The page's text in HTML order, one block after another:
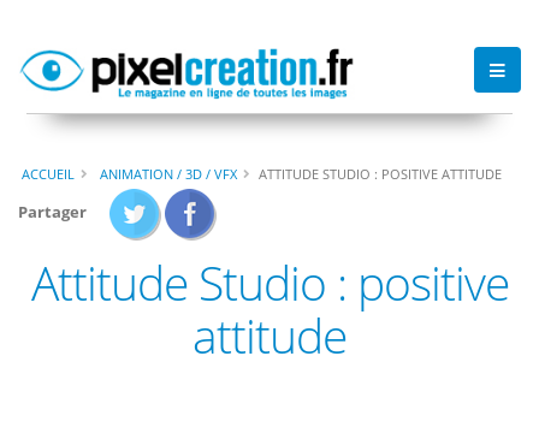
ACCUEIL ANIMATION / 3D / VFX ATTITUDE STUDIO : POSITIVE ATTITUDE
Partager
Attitude Studio : positive
attitude